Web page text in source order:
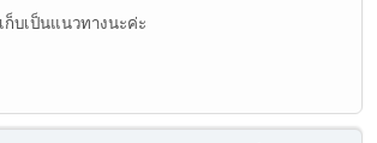
ก็บเป็นแนวทางนะค่ะ